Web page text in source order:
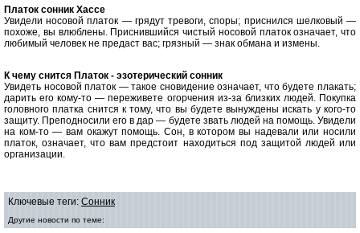
Платок cонник Хассе
Увидели носовой платок — грядут тревоги, споры; приснился шелковый —
похоже, вы влюблены. Приснившийся чистый носовой платок означает, что
любимый человек не предаст вас; грязный — знак обмана и измены.
К чему снится Платок - эзотерический сонник
Увидеть носовой платок — такое сновидение означает, что будете плакать;
дарить его кому-то — переживете огорчения из-за близких людей. Покупка
головного платка снится к тому, что вы будете вынуждены искать у кого-то
защиту. Преподносили его в дар — будете звать людей на помощь. Увидели
на ком-то — вам окажут помощь. Сон, в котором вы надевали или носили
платок, означает, что вам предстоит находиться под защитой людей или
организации.
Ключевые теги: Сонник
Другие новости по теме: